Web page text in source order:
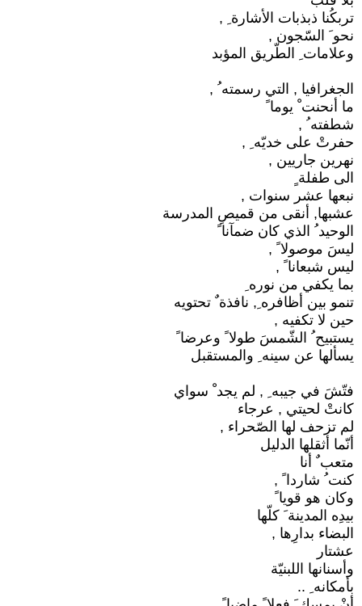
تربكُنا ذبذبات الأشارة ِ ,
نحو َ السّجون ,
وعلامات ِ الطّريق المؤبد
الجغرافيا , التي رسمته ُ ,
ما أنحنت ْ يوما ً
شطفته ُ ,
حفرتْ على خديّه ِ ,
نهرين جاريين ,
الى طفلة ٍ
نبعها عشر سنوات ,
عشبها, أنقى من قميصِ المدرسة
الوحيد ُ الذي كان ضمآنا ً
ليسَ موصولا ً ,
ليس شبعانا ً ,
بما يكفي من نوره ِ
تنمو بين أظافره ِ, نافذة ٌ تحتويه
حين لا تكفيه ,
يستبيح ُ الشّمسَ طولا ً وعرضا ً
يسألها عن سينه ِ والمستقبل
فتّشَ في جيبه ِ , لم يجد ْ سواي
كانتْ لحيتي , عرجاء
لم تزحف لها الصّحراء ,
أنّما أثقلها الدليل
متعب ٌ أنا
كنت ُ شاردا ً ,
وكان هو قويا ً
بيدِه المدينة َ كلّها
البضاء بدارِها ,
عشتار
وأسنانها اللبنيّة
بأمكانه ِ ..